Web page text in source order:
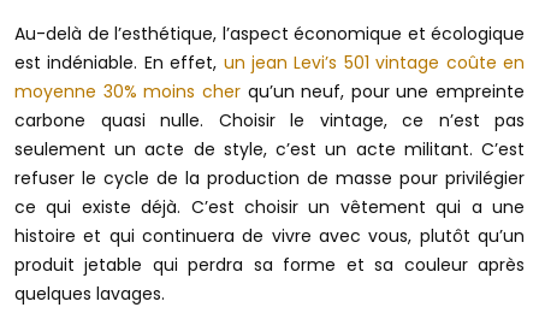
Au-delà de l’esthétique, l’aspect économique et écologique
est indéniable. En effet, un jean Levi’s 501 vintage coûte en
moyenne 30% moins cherqu’un neuf, pour une empreinte
carbone quasi nulle. Choisir le vintage, ce n’est pas
seulement un acte de style, c’est un acte militant. C’est
refuser le cycle de la production de masse pour privilégier
ce qui existe déjà. C’est choisir un vêtement qui a une
histoire et qui continuera de vivre avec vous, plutôt qu’un
produit jetable qui perdra sa forme et sa couleur après
quelques lavages.